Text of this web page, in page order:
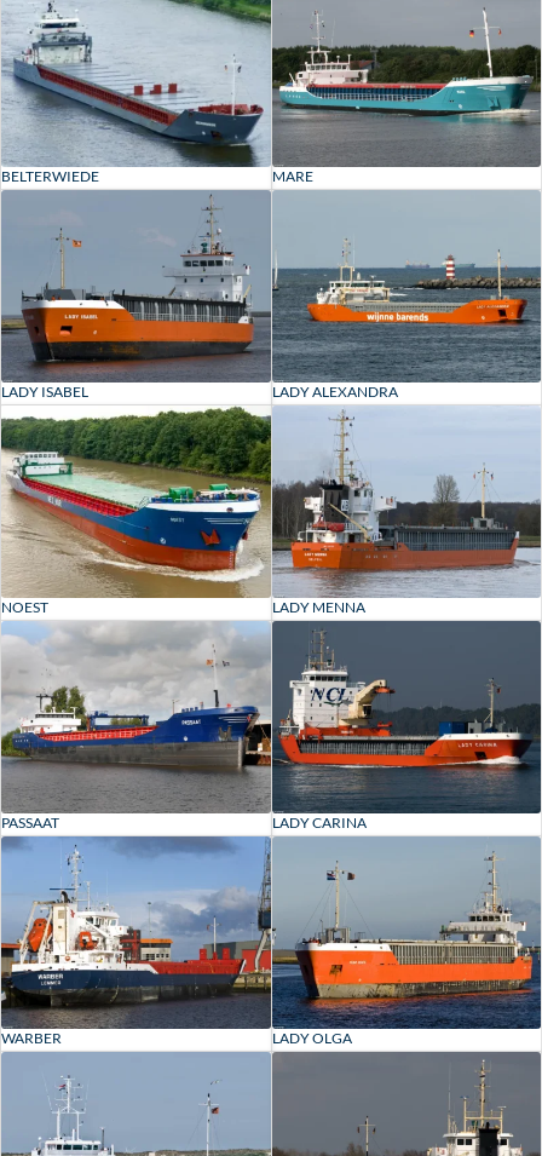
BELTERWIEDE MARE
LADY ISABEL LADY ALEXANDRA
NOEST LADY MENNA
PASSAAT LADY CARINA
WARBER LADY OLGA